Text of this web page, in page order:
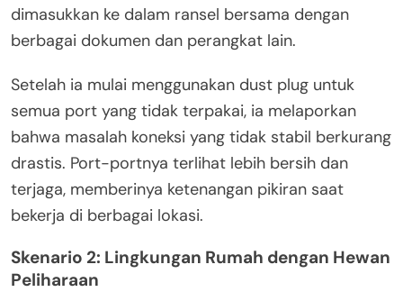
dimasukkan ke dalam ransel bersama dengan
berbagai dokumen dan perangkat lain.
Setelah ia mulai menggunakan dust plug untuk
semua port yang tidak terpakai, ia melaporkan
bahwa masalah koneksi yang tidak stabil berkurang
drastis. Port-portnya terlihat lebih bersih dan
terjaga, memberinya ketenangan pikiran saat
bekerja di berbagai lokasi.
Skenario 2: Lingkungan Rumah dengan Hewan
Peliharaan